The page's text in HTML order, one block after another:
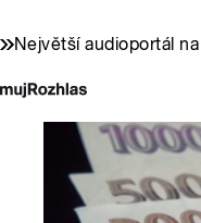
Největší audioportál